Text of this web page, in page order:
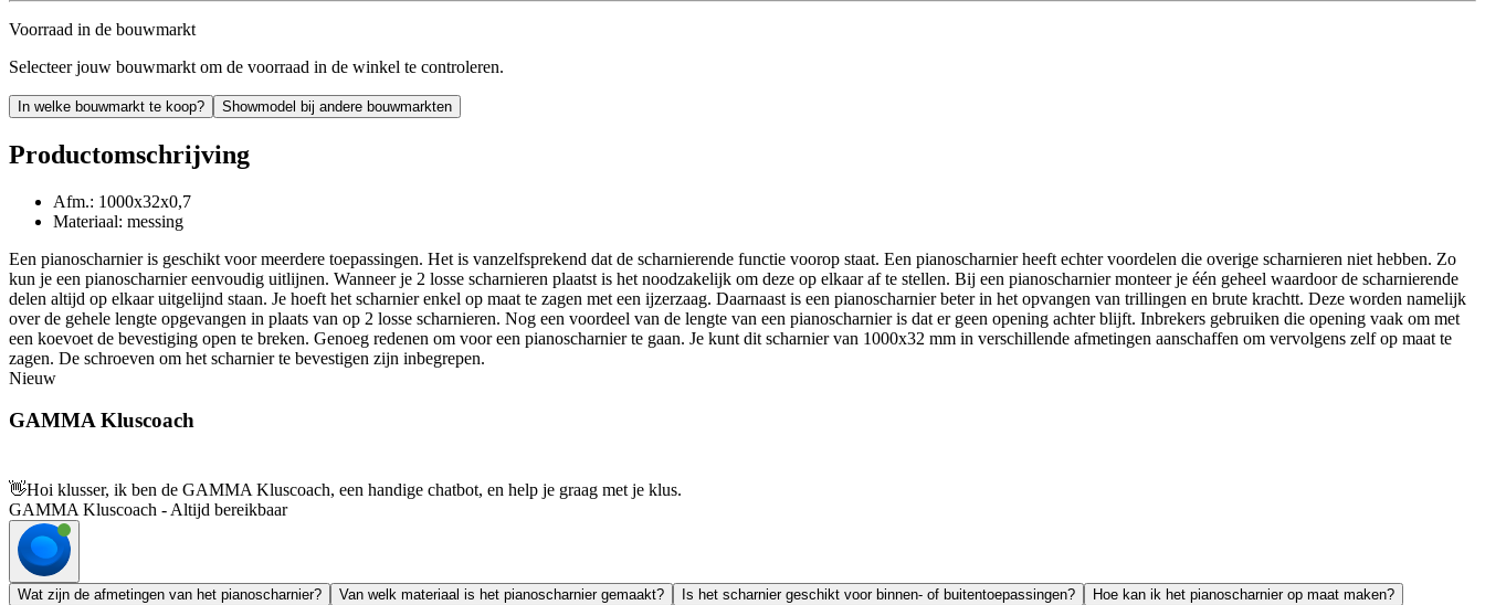
Voorraad in de bouwmarkt
Selecteer jouw bouwmarkt om de voorraad in de winkel te controleren.
In welke bouwmarkt te koop? Showmodel bij andere bouwmarkten
Productomschrijving
Afm.: 1000x32x0,7
Materiaal: messing
Een pianoscharnier is geschikt voor meerdere toepassingen. Het is vanzelfsprekend dat de scharnierende functie voorop staat. Een pianoscharnier heeft echter voordelen die overige scharnieren niet hebben. Zo
kun je een pianoscharnier eenvoudig uitlijnen. Wanneer je 2 losse scharnieren plaatst is het noodzakelijk om deze op elkaar af te stellen. Bij een pianoscharnier monteer je één geheel waardoor de scharnierende
delen altijd op elkaar uitgelijnd staan. Je hoeft het scharnier enkel op maat te zagen met een ijzerzaag. Daarnaast is een pianoscharnier beter in het opvangen van trillingen en brute krachtt. Deze worden namelijk
over de gehele lengte opgevangen in plaats van op 2 losse scharnieren. Nog een voordeel van de lengte van een pianoscharnier is dat er geen opening achter blijft. Inbrekers gebruiken die opening vaak om met
een koevoet de bevestiging open te breken. Genoeg redenen om voor een pianoscharnier te gaan. Je kunt dit scharnier van 1000x32 mm in verschillende afmetingen aanschaffen om vervolgens zelf op maat te
zagen. De schroeven om het scharnier te bevestigen zijn inbegrepen.
Nieuw
GAMMA Kluscoach
👋Hoi klusser, ik ben de GAMMA Kluscoach, een handige chatbot, en help je graag met je klus.
GAMMA Kluscoach - Altijd bereikbaar
Wat zijn de afmetingen van het pianoscharnier? Van welk materiaal is het pianoscharnier gemaakt? Is het scharnier geschikt voor binnen- of buitentoepassingen?
Hoe kan ik het pianoscharnier op maat maken?